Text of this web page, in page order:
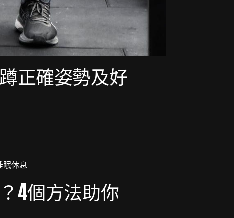
正確姿勢及好
4個方法助你